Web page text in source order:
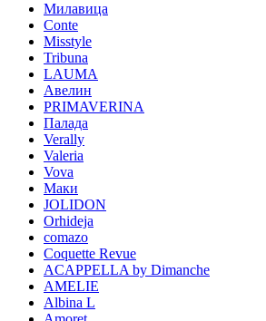
Милавица
Conte
Misstyle
Tribuna
LAUMA
Авелин
PRIMAVERINA
Палада
Verally
Valeria
Vova
Маки
JOLIDON
Orhideja
comazo
Coquette Revue
ACAPPELLA by Dimanche
AMELIE
Albina L